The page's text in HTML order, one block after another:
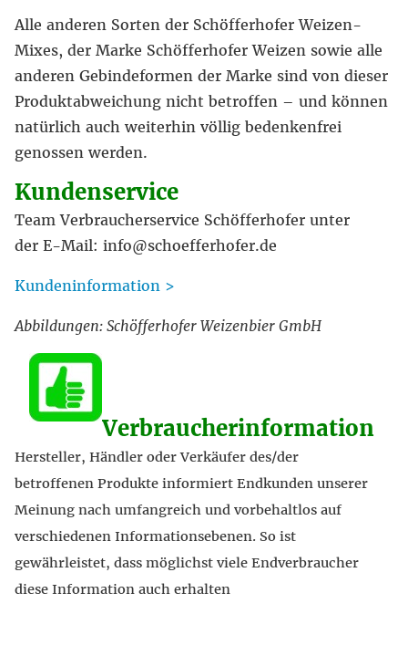
Alle anderen Sorten der Schöfferhofer Weizen-
Mixes, der Marke Schöfferhofer Weizen sowie alle
anderen Gebindeformen der Marke sind von dieser
Produktabweichung nicht betroffen – und können
natürlich auch weiterhin völlig bedenkenfrei
genossen werden.
Kundenservice
Team Verbraucherservice Schöfferhofer unter
der E-Mail: info@schoefferhofer.de
Kundeninformation >
Abbildungen: Schöfferhofer Weizenbier GmbH
Verbraucherinformation
Hersteller, Händler oder Verkäufer des/der
betroffenen Produkte informiert Endkunden unserer
Meinung nach umfangreich und vorbehaltlos auf
verschiedenen Informationsebenen. So ist
gewährleistet, dass möglichst viele Endverbraucher
diese Information auch erhalten